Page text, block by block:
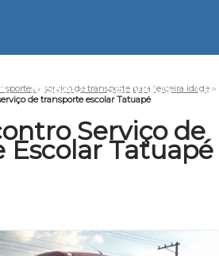
MISSÃO SERVIÇOS
» serviço de transporte para terceira idade »
de transporte escolar Tatuapé
Serviço de
Escolar Tatuapé